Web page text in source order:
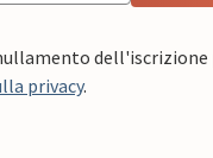
privacy.